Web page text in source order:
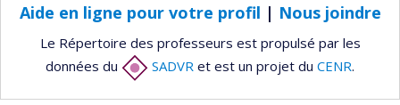
Aide en ligne pour votre profil | Nous joindre
Le Répertoire des professeurs est propulsé par les
données du
SADVR et est un projet du CENR.